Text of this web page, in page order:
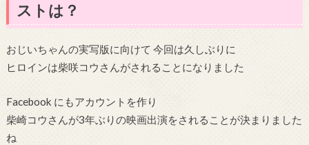
ストは？
おじいちゃんの実写版に向けて 今回は久しぶりに
ヒロインは柴咲コウさんがされることになりました
Facebook にもアカウントを作り
柴崎コウさんが3年ぶりの映画出演をされることが決まりました
ね